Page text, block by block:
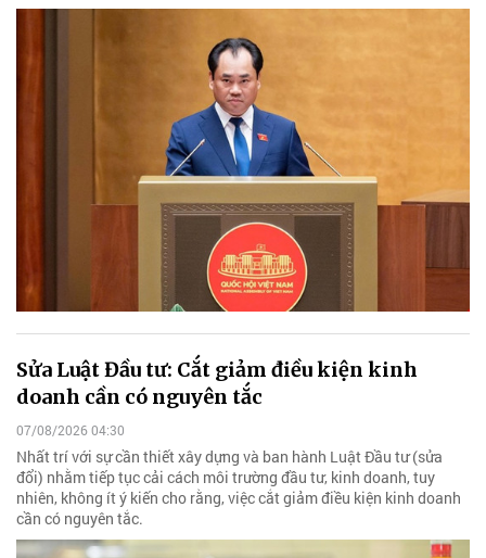
Sửa Luật Đầu tư: Cắt giảm điều kiện kinh
doanh cần có nguyên tắc
07/08/2026 04:30
Nhất trí với sự cần thiết xây dựng và ban hành Luật Đầu tư (sửa
đổi) nhằm tiếp tục cải cách môi trường đầu tư, kinh doanh, tuy
nhiên, không ít ý kiến cho rằng, việc cắt giảm điều kiện kinh doanh
cần có nguyên tắc.